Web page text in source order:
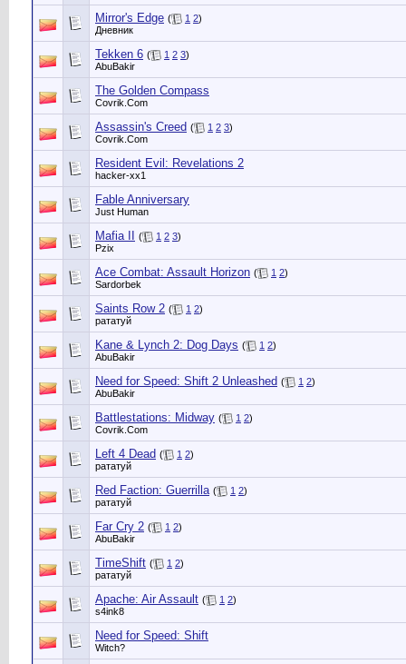
Mirror's Edge ( 1 2)
Дневник
Tekken 6 ( 1 2 3)
AbuBakir
The Golden Compass
Сovrik.Com
Assassin's Creed ( 1 2 3)
Сovrik.Com
Resident Evil: Revelations 2
hacker-xx1
Fable Anniversary
Just Human
Mafia II ( 1 2 3)
Pzix
Ace Combat: Assault Horizon ( 1 2)
Sardorbek
Saints Row 2 ( 1 2)
рататуй
Kane & Lynch 2: Dog Days ( 1 2)
AbuBakir
Need for Speed: Shift 2 Unleashed ( 1 2)
AbuBakir
Battlestations: Midway ( 1 2)
Сovrik.Com
Left 4 Dead ( 1 2)
рататуй
Red Faction: Guerrilla ( 1 2)
рататуй
Far Cry 2 ( 1 2)
AbuBakir
TimeShift ( 1 2)
рататуй
Apache: Air Assault ( 1 2)
s4ink8
Need for Speed: Shift
Witch?